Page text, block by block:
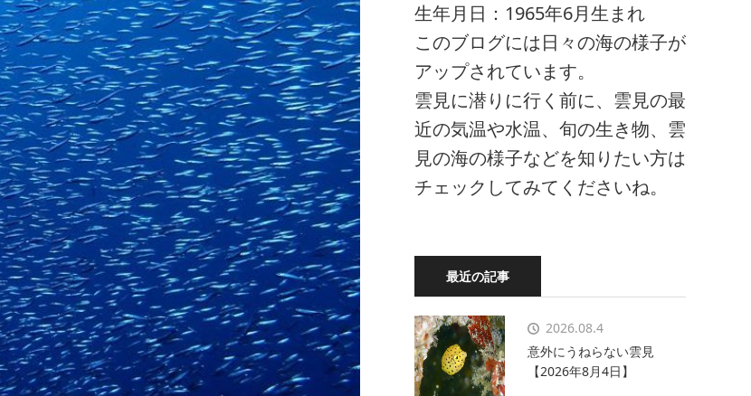
生年月日：1965年6月生まれ
このブログには日々の海の様子が
アップされています。
雲見に潜りに行く前に、雲見の最
近の気温や水温、旬の生き物、雲
見の海の様子などを知りたい方は
チェックしてみてくださいね。
最近の記事
2026.08.4
意外にうねらない雲見
【2026年8月4日】